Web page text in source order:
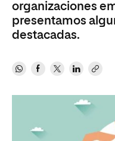
organizaciones
presentamos
destacadas.